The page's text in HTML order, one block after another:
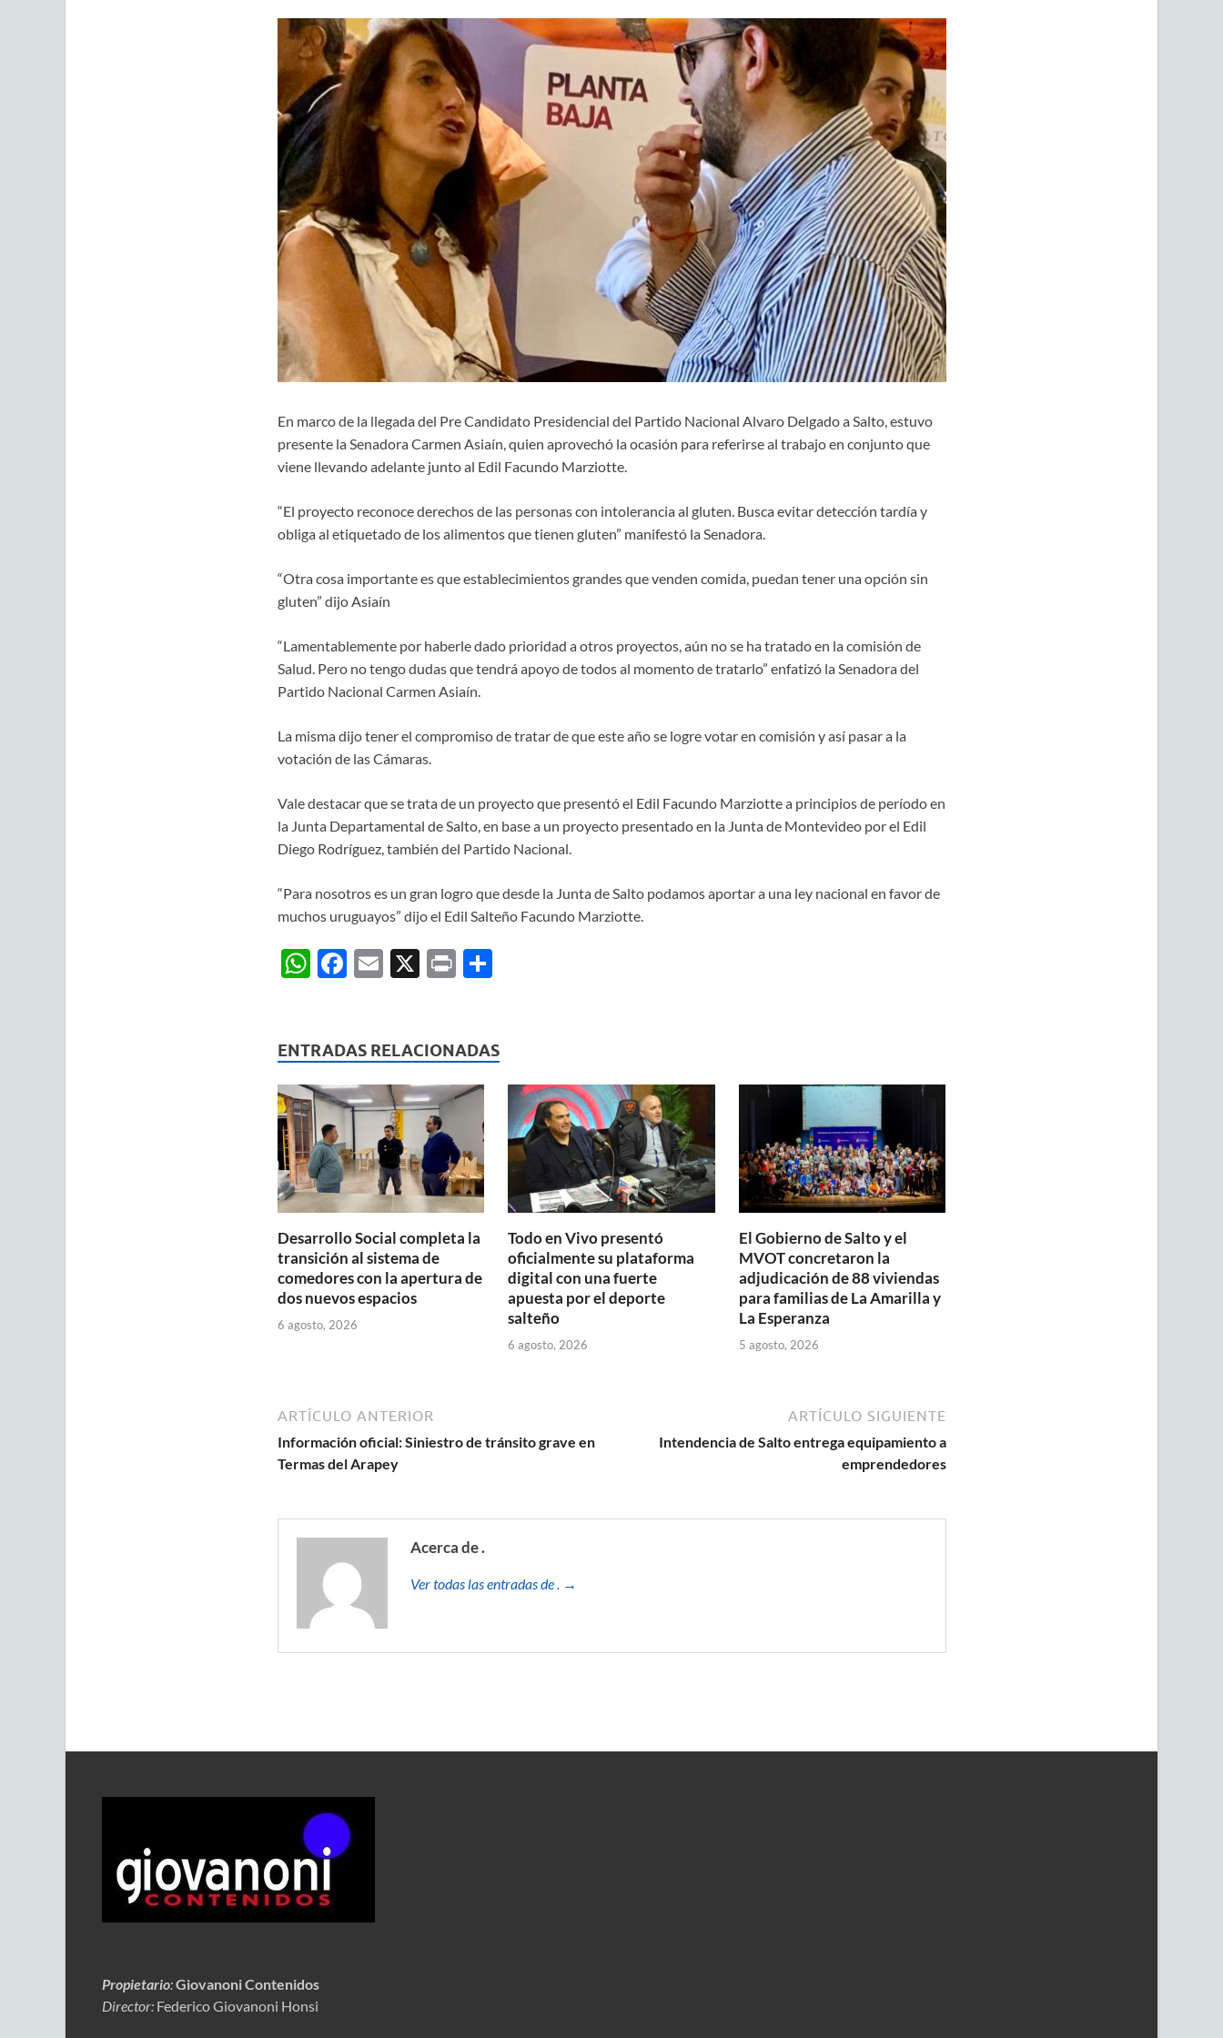
En marco de la llegada del Pre Candidato Presidencial del Partido Nacional Alvaro Delgado a Salto, estuvo
presente la Senadora Carmen Asiaín, quien aprovechó la ocasión para referirse al trabajo en conjunto que
viene llevando adelante junto al Edil Facundo Marziotte.
“El proyecto reconoce derechos de las personas con intolerancia al gluten. Busca evitar detección tardía y
obliga al etiquetado de los alimentos que tienen gluten” manifestó la Senadora.
“Otra cosa importante es que establecimientos grandes que venden comida, puedan tener una opción sin
gluten” dijo Asiaín
“Lamentablemente por haberle dado prioridad a otros proyectos, aún no se ha tratado en la comisión de
Salud. Pero no tengo dudas que tendrá apoyo de todos al momento de tratarlo” enfatizó la Senadora del
Partido Nacional Carmen Asiaín.
La misma dijo tener el compromiso de tratar de que este año se logre votar en comisión y así pasar a la
votación de las Cámaras.
Vale destacar que se trata de un proyecto que presentó el Edil Facundo Marziotte a principios de período en
la Junta Departamental de Salto, en base a un proyecto presentado en la Junta de Montevideo por el Edil
Diego Rodríguez, también del Partido Nacional.
“Para nosotros es un gran logro que desde la Junta de Salto podamos aportar a una ley nacional en favor de
muchos uruguayos” dijo el Edil Salteño Facundo Marziotte.
W
s
A
p
p
F
b
o
o
k
E X P C
p
ar
ti
ENTRADAS RELACIONADAS
Desarrollo Social completa la
transición al sistema de
comedores con la apertura de
dos nuevos espacios
6 agosto, 2026
Todo en Vivo presentó
oficialmente su plataforma
digital con una fuerte
apuesta por el deporte
salteño
6 agosto, 2026
El Gobierno de Salto y el
MVOT concretaron la
adjudicación de 88 viviendas
para familias de La Amarilla y
La Esperanza
5 agosto, 2026
ARTÍCULO ANTERIOR
Información oficial: Siniestro de tránsito grave en
Termas del Arapey
ARTÍCULO SIGUIENTE
Intendencia de Salto entrega equipamiento a
emprendedores
Acerca de .
Ver todas las entradas de . →
Propietario:Giovanoni Contenidos
Director: Federico Giovanoni Honsi